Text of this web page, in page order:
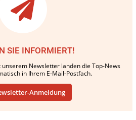
SIE INFORMIERT!
unserem Newsletter landen die Top-News
in Ihrem E-Mail-Postfach.
Anmeldung